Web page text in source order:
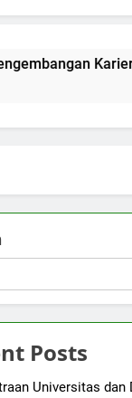
Karier
Posts
Universitas dan